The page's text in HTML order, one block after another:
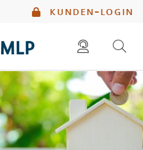
kunden-login
diese website durchsuchen
mlp berater finden